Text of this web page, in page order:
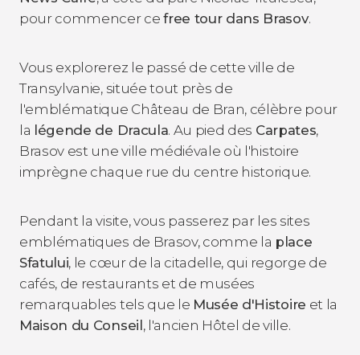
pour commencer cefree tour dans Brasov.
Vous explorerez le passé de cette ville de
Transylvanie, située tout près de
l'emblématique Château de Bran, célèbre pour
la légende de Dracula. Au pied des Carpates,
Brasov est une ville médiévale où l'histoire
imprègne chaque rue du centre historique.
Pendant la visite, vous passerez par les sites
emblématiques de Brasov, comme la place
Sfatului, le cœur de la citadelle, qui regorge de
cafés, de restaurants et de musées
remarquables tels que le Musée d'Histoire et la
Maison du Conseil, l'ancien Hôtel de ville.